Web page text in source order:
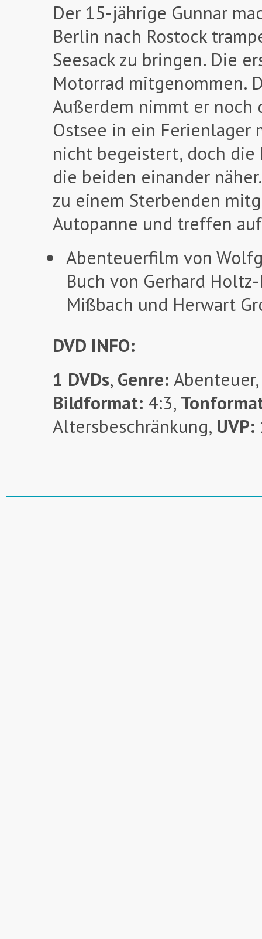
Der 15-jährige Gunnar
Berlin nach Rostock
Seesack zu bringen. Die
Motorrad mitgenommen.
Außerdem nimmt er
Ostsee in ein Ferienlager
nicht begeistert, doch die
die beiden einander
zu einem Sterbenden
Autopanne und treffen
Abenteuerfilm von
Buch von Gerhard
Mißbach und Herwart
DVD INFO:
1 DVDs, Genre:
Bildformat: 4:3,
Altersbeschränkung, UVP: